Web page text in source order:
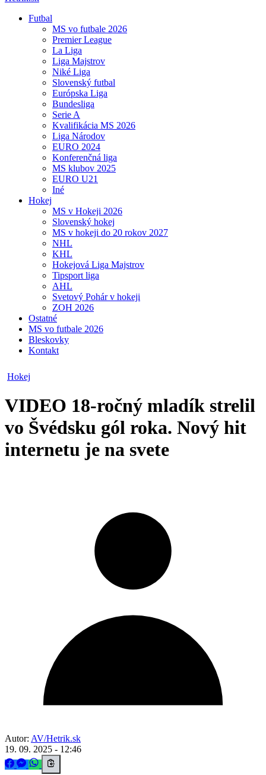
Futbal
MS vo futbale 2026
Premier League
La Liga
Liga Majstrov
Niké Liga
Slovenský futbal
Európska Liga
Bundesliga
Serie A
Kvalifikácia MS 2026
Liga Národov
EURO 2024
Konferenčná liga
MS klubov 2025
EURO U21
Iné
Hokej
MS v Hokeji 2026
Slovenský hokej
MS v hokeji do 20 rokov 2027
NHL
KHL
Hokejová Liga Majstrov
Tipsport liga
AHL
Svetový Pohár v hokeji
ZOH 2026
Ostatné
MS vo futbale 2026
Bleskovky
Kontakt
Hokej
VIDEO 18-ročný mladík strelil
vo Švédsku gól roka. Nový hit
internetu je na svete
Autor: AV/Hetrik.sk
19. 09. 2025 - 12:46